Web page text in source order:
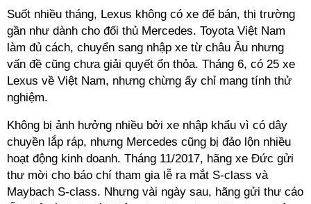
Suốt nhiều tháng, Lexus không có xe để bán, thị trường
gần như dành cho đối thủ Mercedes. Toyota Việt Nam
làm đủ cách, chuyển sang nhập xe từ châu Âu nhưng
vấn đề cũng chưa giải quyết ổn thỏa. Tháng 6, có 25 xe
Lexus về Việt Nam, nhưng chừng ấy chỉ mang tính thử
nghiệm.
Không bị ảnh hưởng nhiều bởi xe nhập khẩu vì có dây
chuyền lắp ráp, nhưng Mercedes cũng bị đảo lộn nhiều
hoạt động kinh doanh. Tháng 11/2017, hãng xe Đức gửi
thư mời cho báo chí tham gia lễ ra mắt S-class và
Maybach S-class. Nhưng vài ngày sau, hãng gửi thư cáo